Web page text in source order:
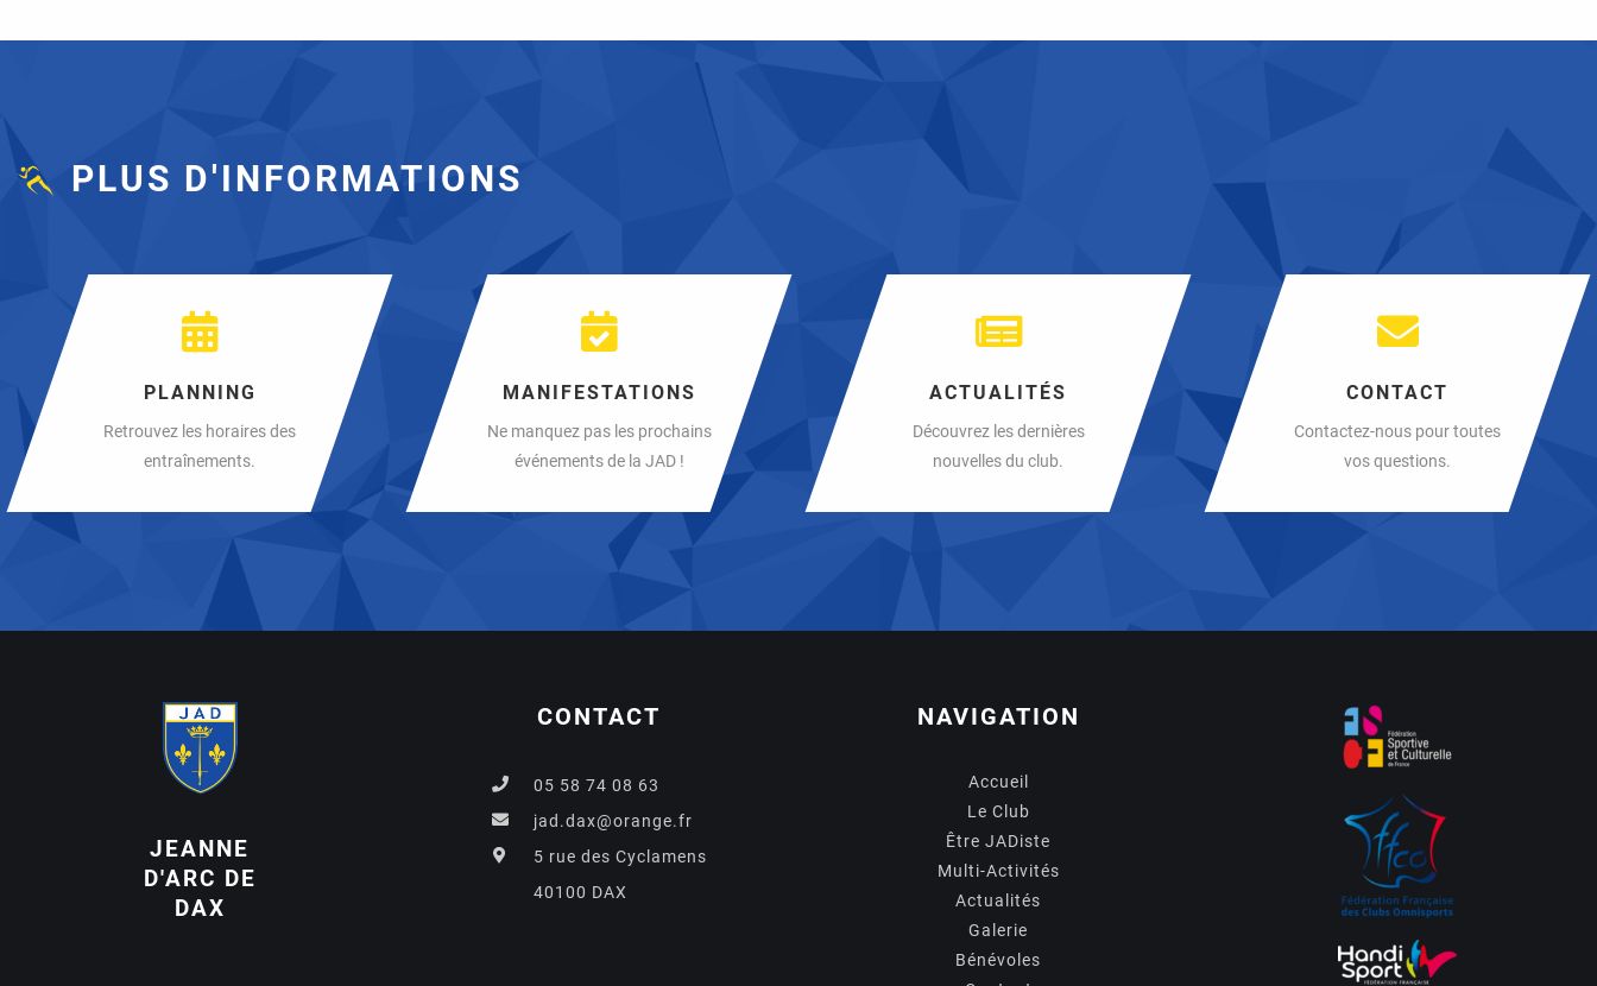
PLUS D'INFORMATIONS
PLANNING
Retrouvez les horaires des
entraînements.
MANIFESTATIONS
Ne manquez pas les prochains
événements de la JAD !
ACTUALITÉS
Découvrez les dernières
nouvelles du club.
CONTACT
Contactez-nous pour toutes
vos questions.
JEANNE
D'ARC DE
DAX
CONTACT
05 58 74 08 63
jad.dax@orange.fr
5 rue des Cyclamens
40100 DAX
NAVIGATION
Accueil
Le Club
Être JADiste
Multi-Activités
Actualités
Galerie
Bénévoles